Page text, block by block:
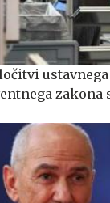
ustavnega
zakona